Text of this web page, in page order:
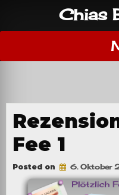
content
Chias
Fee 1
Posted on 6. Oktober